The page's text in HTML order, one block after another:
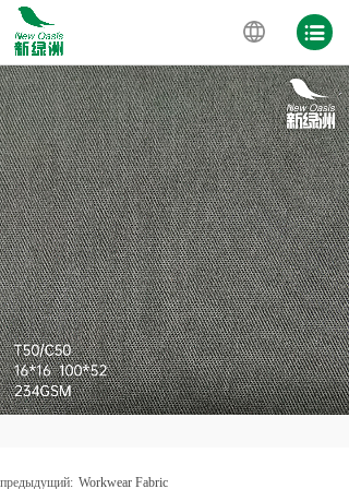
предыдущий: Workwear Fabric